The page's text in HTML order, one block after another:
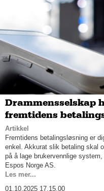
Drammensselskap
fremtidens
Artikkel
Fremtidens betalingsløsning er
enkel. Akkurat slik betaling skal
på å lage brukervennlige
Espos Norge AS.
Les mer...
01.10.2025 17.15.00